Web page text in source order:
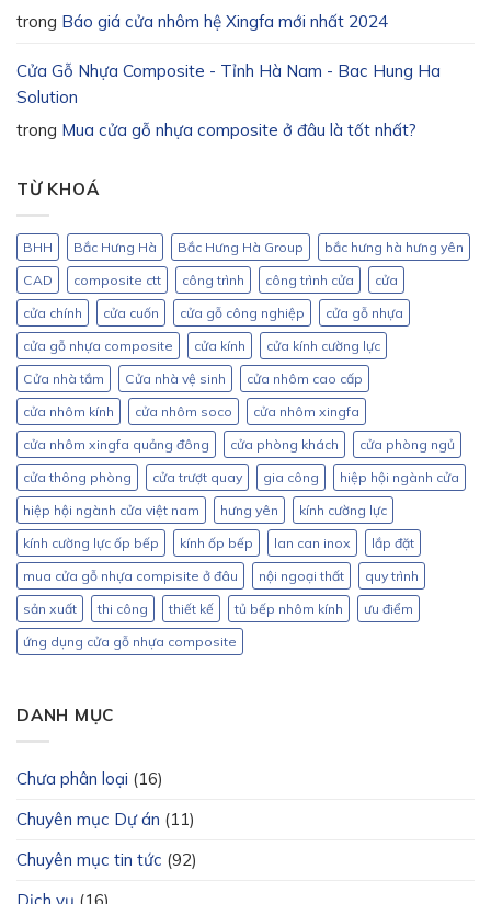
trong Báo giá cửa nhôm hệ Xingfa mới nhất 2024
Cửa Gỗ Nhựa Composite - Tỉnh Hà Nam - Bac Hung Ha
Solution
trong Mua cửa gỗ nhựa composite ở đâu là tốt nhất?
TỪ KHOÁ
BHH Bắc Hưng Hà Bắc Hưng Hà Group
bắc hưng hà hưng yên
CAD
composite ctt công trình công trình cửa
cửa
cửa chính
cửa cuốn cửa gỗ công nghiệp
cửa gỗ nhựa
cửa gỗ nhựa composite
cửa kính
cửa kính cường lực
Cửa nhà tắm
Cửa nhà vệ sinh
cửa nhôm cao cấp
cửa nhôm kính
cửa nhôm soco
cửa nhôm xingfa
cửa nhôm xingfa quảng đông
cửa phòng khách
cửa phòng ngủ
cửa thông phòng
cửa trượt quay gia công
hiệp hội ngành cửa
hiệp hội ngành cửa việt nam
hưng yên
kính cường lực
kính cường lực ốp bếp
kính ốp bếp lan can inox
lắp đặt
mua cửa gỗ nhựa compisite ở đâu
nội ngoại thất
quy trình
sản xuất
thi công thiết kế tủ bếp nhôm kính
ưu điểm
ứng dụng cửa gỗ nhựa composite
DANH MỤC
Chưa phân loại (16)
Chuyên mục Dự án (11)
Chuyên mục tin tức (92)